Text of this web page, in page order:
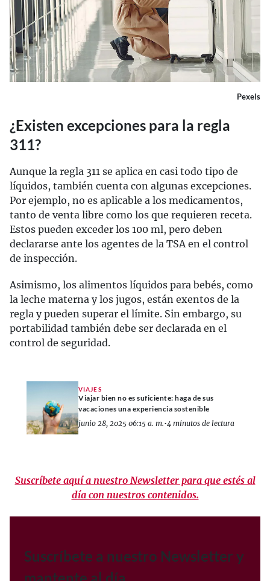
Pexels
¿Existen excepciones para la regla
311?
Aunque la regla 311 se aplica en casi todo tipo de
líquidos, también cuenta con algunas excepciones.
Por ejemplo, no es aplicable a los medicamentos,
tanto de venta libre como los que requieren receta.
Estos pueden exceder los 100 ml, pero deben
declararse ante los agentes de la TSA en el control
de inspección.
Asimismo, los alimentos líquidos para bebés, como
la leche materna y los jugos, están exentos de la
regla y pueden superar el límite. Sin embargo, su
portabilidad también debe ser declarada en el
control de seguridad.
VIAJES
Viajar bien no es suficiente: haga de sus
vacaciones una experiencia sostenible
junio 28, 2025 06:15 a. m.•4 minutos de lectura
Suscríbete aquí a nuestro Newsletter para que estés al
día con nuestros contenidos.
Suscríbete a nuestro Newsletter y
mantente al día.